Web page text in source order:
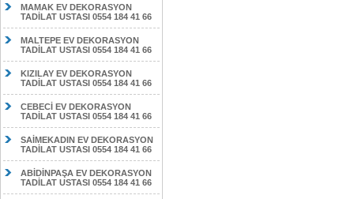
MAMAK EV DEKORASYON
TADİLAT USTASI 0554 184 41 66
MALTEPE EV DEKORASYON
TADİLAT USTASI 0554 184 41 66
KIZILAY EV DEKORASYON
TADİLAT USTASI 0554 184 41 66
CEBECİ EV DEKORASYON
TADİLAT USTASI 0554 184 41 66
SAİMEKADIN EV DEKORASYON
TADİLAT USTASI 0554 184 41 66
ABİDİNPAŞA EV DEKORASYON
TADİLAT USTASI 0554 184 41 66